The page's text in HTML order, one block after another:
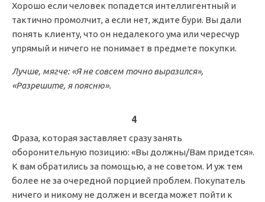
Хорошо если человек попадется интеллигентный и
тактично промолчит, а если нет, ждите бури. Вы дали
понять клиенту, что он недалекого ума или чересчур
упрямый и ничего не понимает в предмете покупки.
Лучше, мягче: «Я не совсем точно выразился»,
«Разрешите, я поясню».
4
Фраза, которая заставляет сразу занять
оборонительную позицию: «Вы должны/Вам придется».
К вам обратились за помощью, а не советом. И уж тем
более не за очередной порцией проблем. Покупатель
ничего и никому не должен и всегда может пойти к